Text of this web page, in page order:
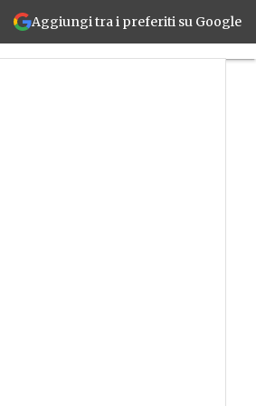
Aggiungi tra i preferiti su Google
di Quant>ICO per